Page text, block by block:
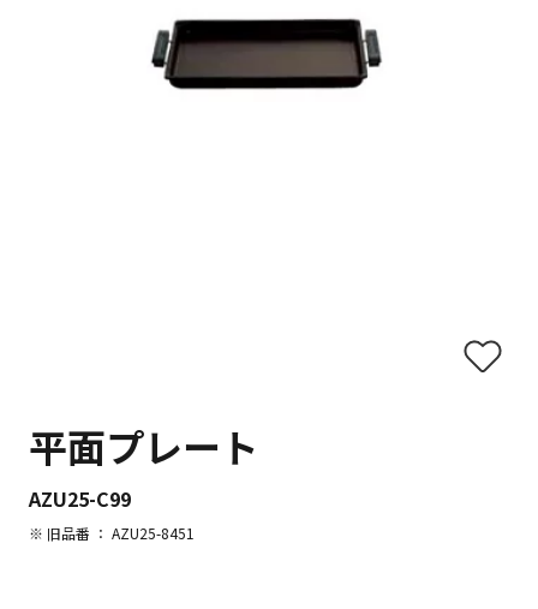
平面プレート
AZU25-C99
※ 旧品番 ： AZU25-8451